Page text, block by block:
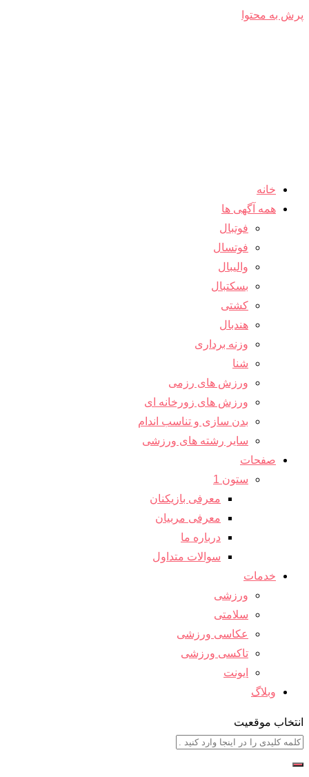
پرش به محتوا
خانه
همه آگهی ها
فوتبال
فوتسال
والیبال
بسکتبال
کشتی
هندبال
وزنه برداری
شنا
ورزش های رزمی
ورزش های زورخانه ای
بدن سازی و تناسب اندام
سایر رشته های ورزشی
صفحات
ستون 1
معرفی بازیکنان
معرفی مربیان
درباره ما
سوالات متداول
خدمات
ورزشی
سلامتی
عکاسی ورزشی
تاکسی ورزشی
ایونت
وبلاگ
انتخاب موقعیت